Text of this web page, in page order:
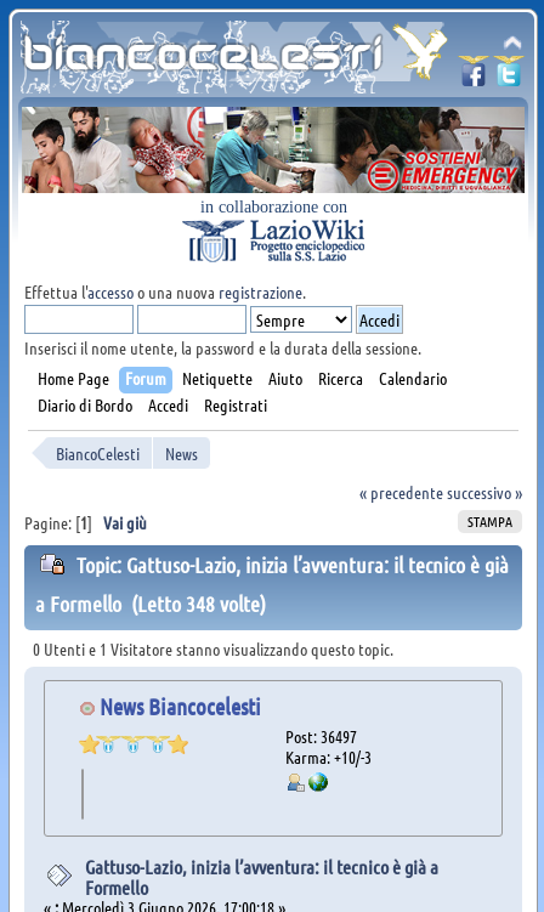
in collaborazione con
Effettua l'accessoo una nuova registrazione.
Inserisci il nome utente, la password e la durata della sessione.
Home Page
Forum Netiquette Aiuto Ricerca
Calendario
Diario di Bordo
Accedi Registrati
BiancoCelesti
News
« precedentesuccessivo »
STAMPA
Pagine: [1] Vai giù
Topic: Gattuso-Lazio, inizia l’avventura: il tecnico è già
a Formello (Letto 348 volte)
0 Utenti e 1 Visitatore stanno visualizzando questo topic.
News Biancocelesti
Post: 36497
Karma: +10/-3
Gattuso-Lazio, inizia l’avventura: il tecnico è già a
Formello
«:Mercoledì 3 Giugno 2026, 17:00:18 »